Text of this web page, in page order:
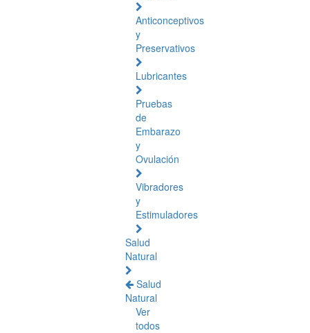
Anticonceptivos
y
Preservativos
Lubricantes
Pruebas
de
Embarazo
y
Ovulación
Vibradores
y
Estimuladores
Salud
Natural
Salud
Natural
Ver
todos